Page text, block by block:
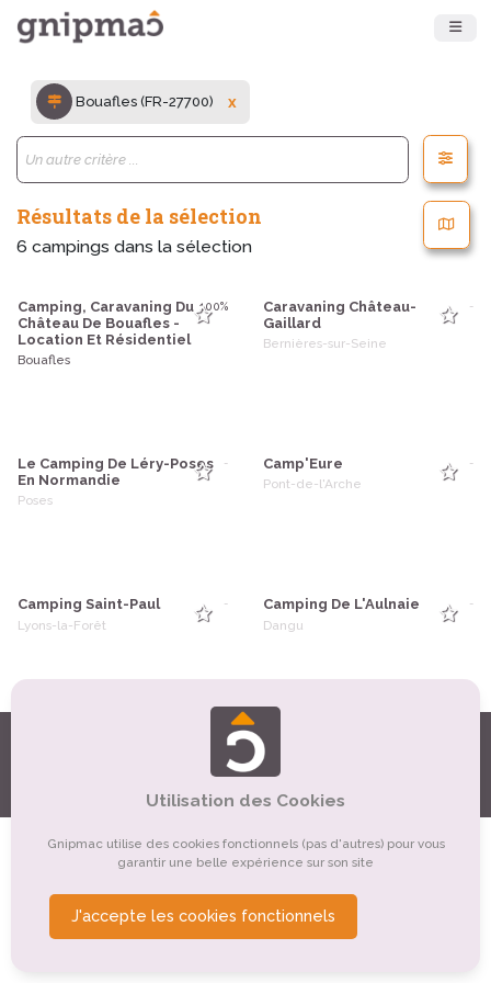
Résultats de la sélection
6 campings dans la sélection
100%
Camping, Caravaning Du
Château De Bouafles -
Location Et Résidentiel
Bouafles
-
Caravaning Château-
Gaillard
Bernières-sur-Seine
-
Le Camping De Léry-Poses
En Normandie
Poses
-
Camp'Eure
Pont-de-l'Arche
-
Camping Saint-Paul
Lyons-la-Forêt
-
Camping De L'Aulnaie
Dangu
x
Bouafles (FR-27700)
Utilisation des Cookies
Gnipmac utilise des cookies fonctionnels (pas d'autres) pour vous
garantir une belle expérience sur son site
J'accepte les cookies fonctionnels
Qui sommes-nous ?-
Mentions légales et Conditions d'utilisation
Je suis gestionnaire de camping